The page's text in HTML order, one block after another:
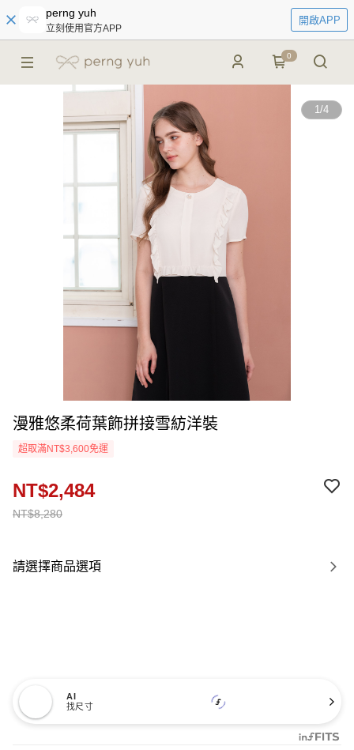
perng yuh
立刻使用官方APP
開啟APP
0
1/4
漫雅悠柔荷葉飾拼接雪紡洋裝
超取滿NT$3,600免運
NT$8,280
NT$2,484
請選擇商品選項
AI
找尺寸